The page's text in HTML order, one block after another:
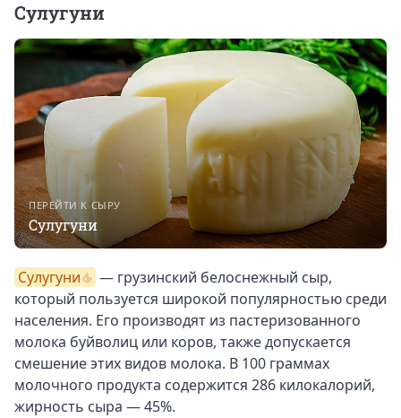
Сулугуни
ПЕРЕЙТИ К СЫРУ
Сулугуни
Сулугуни
— грузинский белоснежный сыр,
который пользуется широкой популярностью среди
населения. Его производят из пастеризованного
молока буйволиц или коров, также допускается
смешение этих видов молока. В 100 граммах
молочного продукта содержится 286 килокалорий,
жирность сыра — 45%.